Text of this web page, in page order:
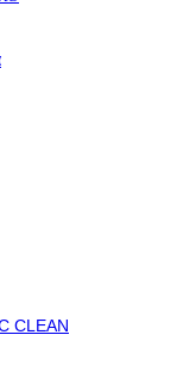
CLEAN